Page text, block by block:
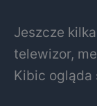
Jeszcze
telewizor,
Kibic ogląda